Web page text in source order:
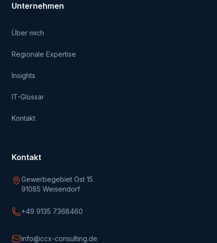
Unternehmen
Über mich
Regionale Expertise
Insights
IT-Glossar
Kontakt
Kontakt
Gewerbegebiet Ost 15
91085 Weisendorf
+49 9135 7368460
info@ccx-consulting.de